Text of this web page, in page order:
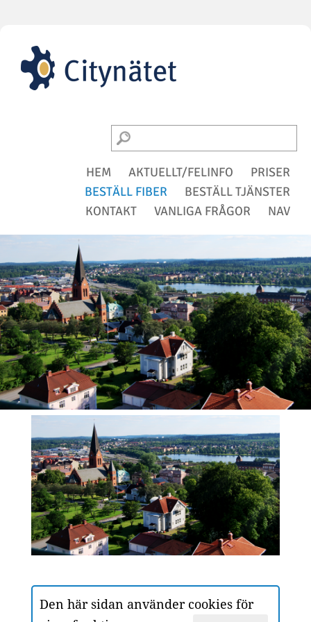
HEM AKTUELLT/FELINFO
PRISER
BESTÄLL FIBER
BESTÄLL TJÄNSTER
KONTAKT
VANLIGA FRÅGOR NAV
Den här sidan använder cookies för